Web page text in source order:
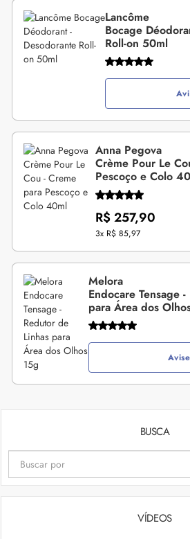
Lancôme
Bocage
Roll-on 50ml
Anna Pegova
Crème Pour Le
Pescoço e Colo
R$ 257,90
3x R$ 85,97
Melora
Endocare Tensage
para Área dos
BUSCA
VÍDEOS